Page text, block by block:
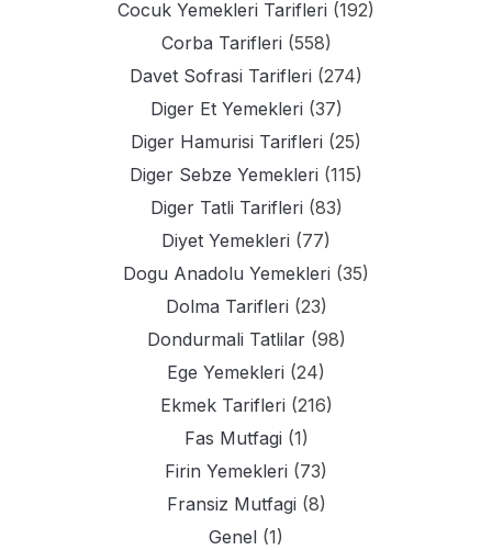
Cocuk Yemekleri Tarifleri (192)
Corba Tarifleri (558)
Davet Sofrasi Tarifleri (274)
Diger Et Yemekleri (37)
Diger Hamurisi Tarifleri (25)
Diger Sebze Yemekleri (115)
Diger Tatli Tarifleri (83)
Diyet Yemekleri (77)
Dogu Anadolu Yemekleri (35)
Dolma Tarifleri (23)
Dondurmali Tatlilar(98)
Ege Yemekleri (24)
Ekmek Tarifleri (216)
Fas Mutfagi (1)
Firin Yemekleri (73)
Fransiz Mutfagi (8)
Genel (1)